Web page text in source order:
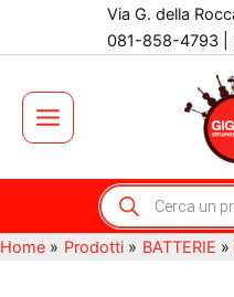
Via G. della
081-858-4793 |
Main
Menu
Products
search
Home Prodotti BATTERIE